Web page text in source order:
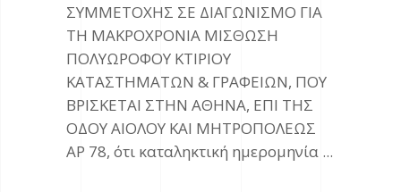
ΣΥΜΜΕΤΟΧΗΣ ΣΕ ΔΙΑΓΩΝΙΣΜΟ ΓΙΑ
ΤΗ ΜΑΚΡΟΧΡΟΝΙΑ ΜΙΣΘΩΣΗ
ΠΟΛΥΩΡΟΦΟΥ ΚΤΙΡΙΟΥ
ΚΑΤΑΣΤΗΜΑΤΩΝ & ΓΡΑΦΕΙΩΝ, ΠΟΥ
ΒΡΙΣΚΕΤΑΙ ΣΤΗΝ ΑΘΗΝΑ, ΕΠΙ ΤΗΣ
ΟΔΟΥ ΑΙΟΛΟΥ ΚΑΙ ΜΗΤΡΟΠΟΛΕΩΣ
ΑΡ 78, ότι καταληκτική ημερομηνία